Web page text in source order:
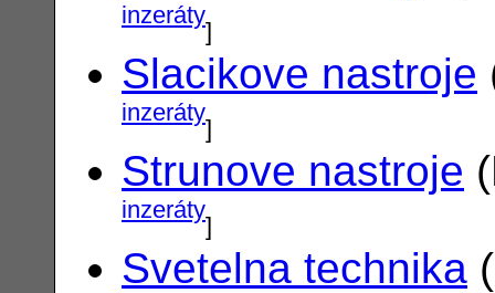
inzeráty]
Slacikove nastroje
inzeráty]
Strunove nastroje
inzeráty]
Svetelna technika